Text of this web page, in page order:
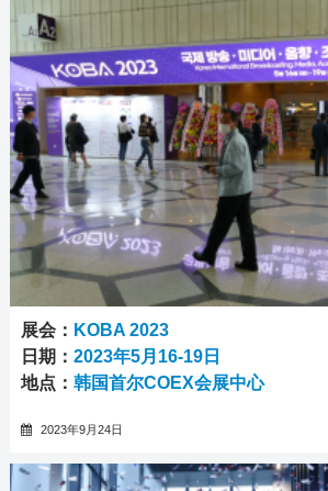
展会： KOBA 2023
日期：2023年5月16-19日
地点：韩国首尔COEX会展中心
2023年9月24日